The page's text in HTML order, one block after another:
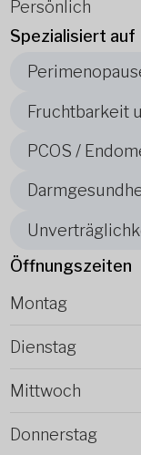
Persönlich
Spezialisiert auf
Fruchtbarkeit
PCOS /
Öffnungszeiten
Montag
Dienstag
Mittwoch
Donnerstag